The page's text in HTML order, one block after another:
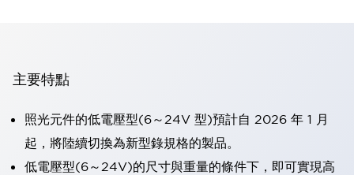
主要特點
照光元件的低電壓型(6～24V 型)預計自 2026 年 1 月
起，將陸續切換為新型錄規格的製品。
低電壓型(6～24V)的尺寸與重量的條件下，即可實現高